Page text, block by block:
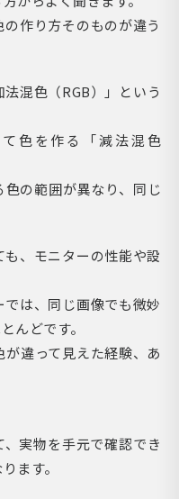
作り方そのものが違う
混色（RGB）」という
色を作る「減法混色
の範囲が異なり、同じ
、モニターの性能や設
は、同じ画像でも微妙
んどです。
違って見えた経験、あ
実物を手元で確認でき
ます。